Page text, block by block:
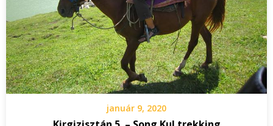
január 9, 2020